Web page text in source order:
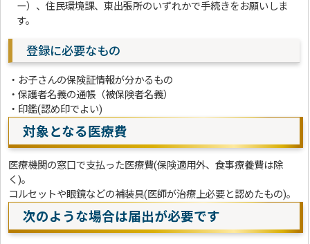
ー）、住民環境課、東出張所のいずれかで手続きをお願いしま
す。
登録に必要なもの
・お子さんの保険証情報が分かるもの
・保護者名義の通帳（被保険者名義）
・印鑑(認め印でよい)
対象となる医療費
医療機関の窓口で支払った医療費(保険適用外、食事療養費は除
く)。
コルセットや眼鏡などの補装具(医師が治療上必要と認めたもの)。
次のような場合は届出が必要です